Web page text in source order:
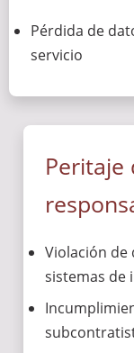
Pérdida de
servicio
Peritaje
Violación de
sistemas de